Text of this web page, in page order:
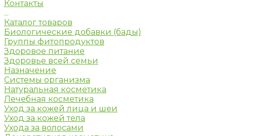
Контакты
...
Каталог товаров
Биологические добавки (бады)
Группы фитопродуктов
Здоровое питание
Здоровье всей семьи
Назначение
Системы организма
Натуральная косметика
Лечебная косметика
Уход за кожей лица и шеи
Уход за кожей тела
Ухода за волосами